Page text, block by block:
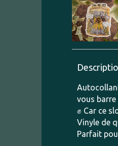
vous barre
✊ Car ce
Vinyle de
Parfait